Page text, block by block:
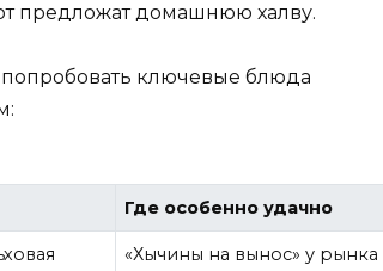
предложат домашнюю халву.
ключевые блюда
Где особенно удачно
«Хычины на вынос» у рынка